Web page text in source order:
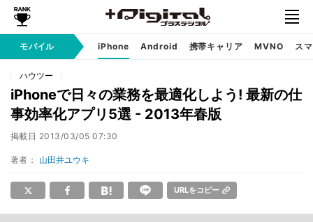
モバイル iPhone Android 携帯キャリア MVNO ス
ハウツー
iPhoneで日々の業務を最適化しよう! 最新の仕
事効率化アプリ5選 - 2013年春版
掲載日 2013/03/05 07:30
著者： 山田井ユウキ
URLをコピー